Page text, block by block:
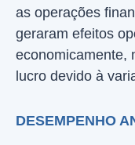
as operações
geraram efeitos
economicamente,
lucro devido à
DESEMPENHO